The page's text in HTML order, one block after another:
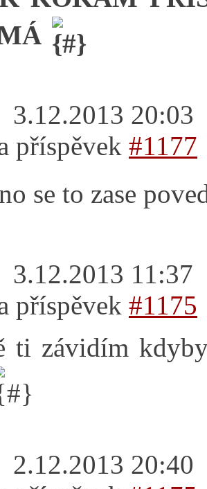
příspěvek #1177
se to zase
příspěvek #1175
ti závidím